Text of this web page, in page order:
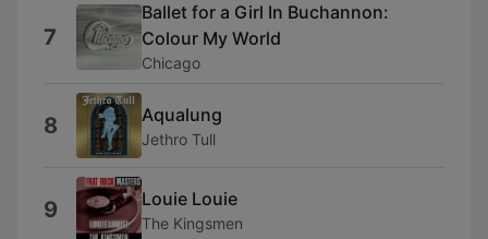
7
Ballet for a Girl In Buchannon:
Colour My World
Chicago
8 Aqualung
Jethro Tull
9 Louie Louie
The Kingsmen